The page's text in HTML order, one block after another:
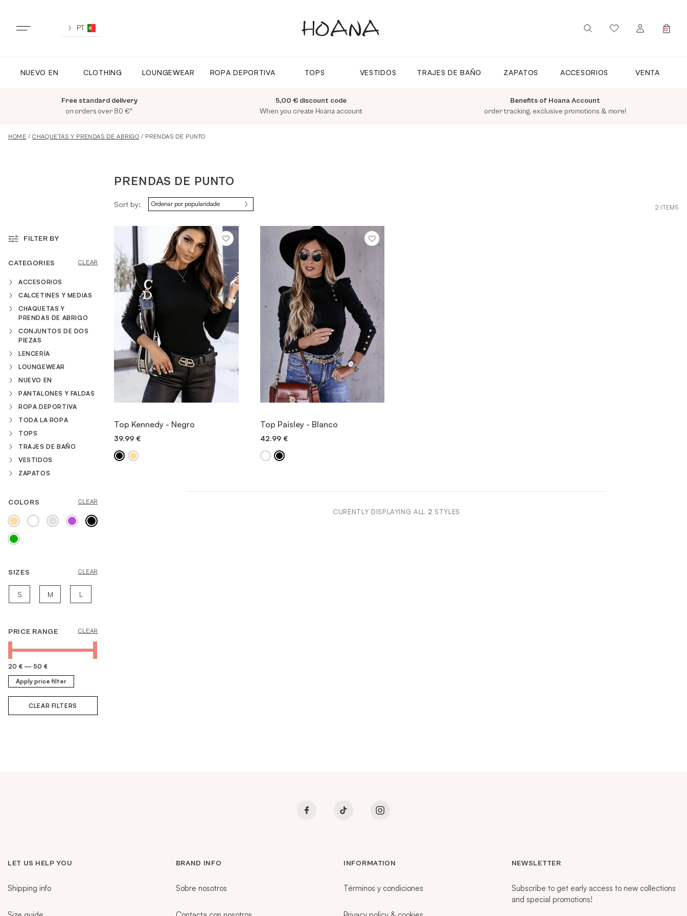
content
PT
SIGN IN / REGISTER
0
NUEVO EN CLOTHING LOUNGEWEAR ROPA DEPORTIVA TOPS VESTIDOS TRAJES DE BAÑO ZAPATOS ACCESORIOS VENTA
Free standard delivery
on orders over 80 €*
5,00 € discount code
When you create Hoana account
Benefits of Hoana Account
order tracking, exclusive promotions & more!
NUEVO EN
TODA LA ROPA
TRAJES DE BAÑO
ZAPATOS
ACCESORIOS
VENTA
MORE INFORMATION
HOME /CHAQUETAS Y PRENDAS DE ABRIGO / PRENDAS DE PUNTO
FILTER BY
CATEGORIES CLEAR
ACCESORIOS
CALCETINES Y MEDIAS
CHAQUETAS Y
PRENDAS DE ABRIGO
CONJUNTOS DE DOS
PIEZAS
LENCERÍA
LOUNGEWEAR
NUEVO EN
PANTALONES Y FALDAS
ROPA DEPORTIVA
TODA LA ROPA
TOPS
TRAJES DE BAÑO
VESTIDOS
ZAPATOS
COLORS CLEAR
SIZES CLEAR
S M L
PRICE RANGE CLEAR
20 € — 50 €
Apply price filter
CLEAR FILTERS
2 ITEMS
PRENDAS DE PUNTO
Sort by:
VIEW ITEM
Top Kennedy - Negro
39.99 €
VIEW ITEM
Top Paisley - Blanco
42.99 €
CURENTLY DISPLAYING ALL 2 STYLES
LET US HELP YOU
Shipping info
BRAND INFO
Sobre nosotros
INFORMATION
Términos y condiciones
NEWSLETTER
Subscribe to get early access to new collections
and special promotions!